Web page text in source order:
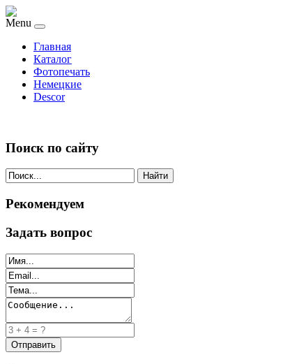
Menu
Главная
Каталог
Фотопечать
Немецкие
Descor
Поиск по сайту
Найти
Рекомендуем
Задать вопрос